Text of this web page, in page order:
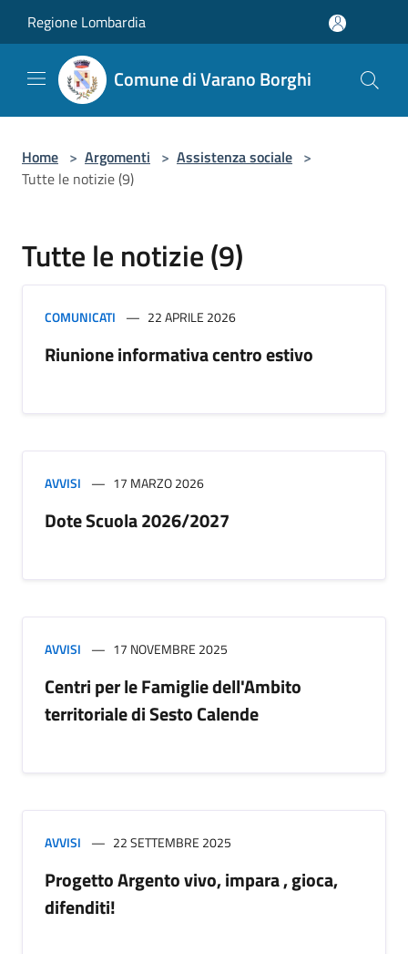
Regione Lombardia
Comune di Varano Borghi
Home > Argomenti > Assistenza sociale >
Tutte le notizie (9)
Tutte le notizie (9)
COMUNICATI 22 APRILE 2026
Riunione informativa centro estivo
AVVISI 17 MARZO 2026
Dote Scuola 2026/2027
AVVISI 17 NOVEMBRE 2025
Centri per le Famiglie dell'Ambito
territoriale di Sesto Calende
AVVISI 22 SETTEMBRE 2025
Progetto Argento vivo, impara , gioca,
difenditi!